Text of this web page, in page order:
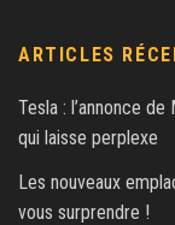
ARTICLES
Tesla : l’annonce
qui laisse perplexe
Les nouveaux
vous surprendre !